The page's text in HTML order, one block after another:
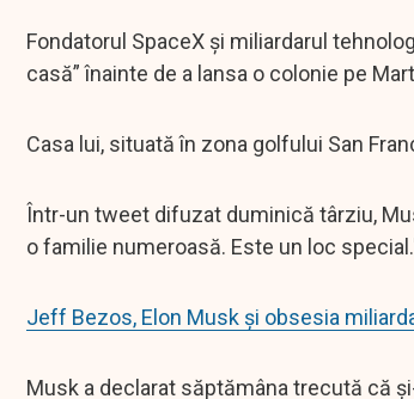
Fondatorul SpaceX și miliardarul
casă” înainte de a lansa o colonie pe
Casa lui, situată în zona golfului San
Într-un tweet difuzat duminică târziu,
o familie numeroasă. Este un loc
Jeff Bezos, Elon Musk şi obsesia
Musk a declarat săptămâna trecută că